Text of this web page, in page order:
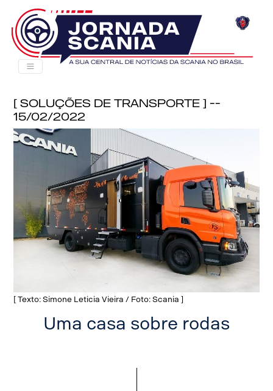
[ Soluções de Transporte ] --
15/02/2022
[ Texto: Simone Leticia Vieira / Foto: Scania ]
Uma casa sobre rodas